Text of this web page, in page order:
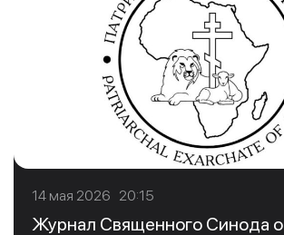
14 мая 2026 20:15
Журнал Священного Синода о